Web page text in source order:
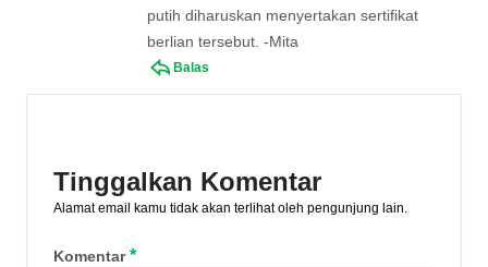
putih diharuskan menyertakan sertifikat
berlian tersebut. -Mita
Balas
Tinggalkan Komentar
Alamat email kamu tidak akan terlihat oleh pengunjung lain.
Komentar*